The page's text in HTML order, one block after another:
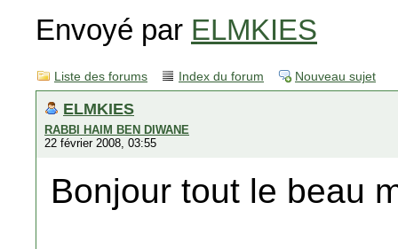
Envoyé par ELMKIES
Liste des forums Index du forum Nouveau sujet
ELMKIES
RABBI HAIM BEN DIWANE
22 février 2008, 03:55
Bonjour tout le beau